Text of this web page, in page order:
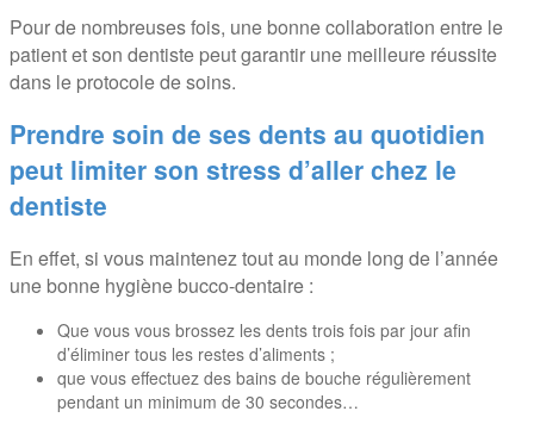
Pour de nombreuses fois, une bonne collaboration entre le
patient et son dentiste peut garantir une meilleure réussite
dans le protocole de soins.
Prendre soin de ses dents au quotidien
peut limiter son stress d’aller chez le
dentiste
En effet, si vous maintenez tout au monde long de l’année
une bonne hygiène bucco-dentaire :
Que vous vous brossez les dents trois fois par jour afin
d’éliminer tous les restes d’aliments ;
que vous effectuez des bains de bouche régulièrement
pendant un minimum de 30 secondes…